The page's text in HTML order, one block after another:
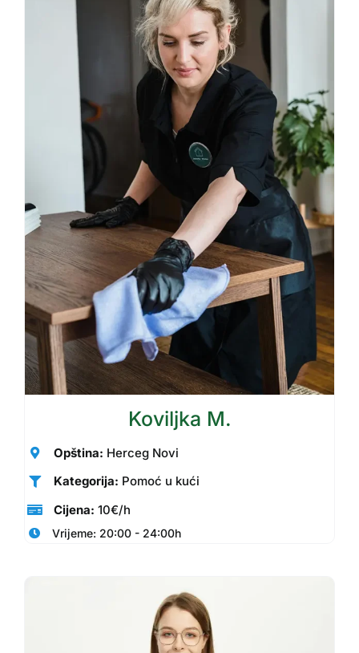
Koviljka M.
Opština: Herceg Novi
Kategorija: Pomoć u kući
Cijena: 10€/h
Vrijeme: 20:00 - 24:00h